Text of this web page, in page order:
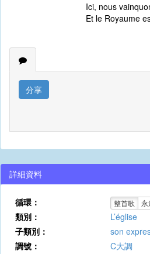
Ici, nous
Et le Royaume
分享
詳細資料
循環： 整首歌 永
類別：
L’église
子類別：
son
調號：
C大調